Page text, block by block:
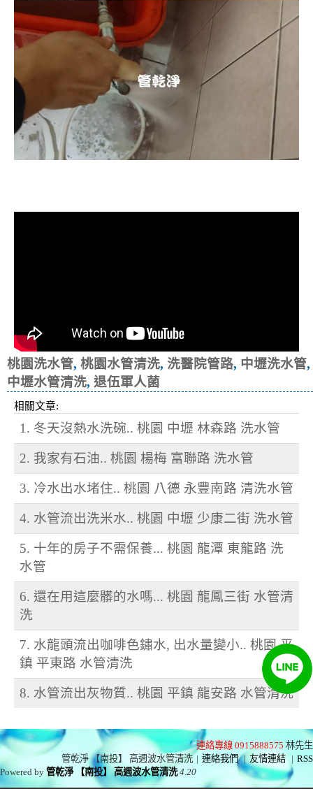
桃園洗水管, 桃園水管清洗, 洗醫院管路, 中壢洗水管,
中壢水管清洗, 退伍軍人菌
相關文章:
1. 冬天沒熱水洗碗.. 桃園 中壢 林森路 洗水管
2. 我家有石油.. 桃園 楊梅 富聯路 洗水管
3. 冷水出水堵住.. 桃園 八德 永豐南路 清洗水管
4. 水管流出洗米水.. 桃園 中壢 少康二街 洗水管
5. 十年的房子不需保養... 桃園 龍潭 東龍路 洗
水管
6. 還在用這麼髒的水嗎... 桃園 龍鳳三街 水管清
洗
7. 水龍頭流出咖啡色鏽水, 出水量變小.. 桃園 平
鎮 平東路 水管清洗
8. 水管流出灰物質.. 桃園 平鎮 龍安路 水管清洗
連絡專線 0915888575 林先生
管乾淨 【南投】 高週波水管清洗 | 連絡我們 | 友情連結 | RSS
Powered by管乾淨 【南投】 高週波水管清洗 4.20